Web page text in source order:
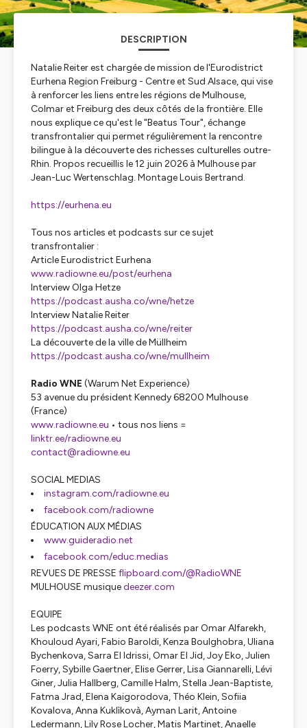
DESCRIPTION
Natalie Reiter est chargée de mission de l'Eurodistrict
Eurhena Region Freiburg - Centre et Sud Alsace, qui vise
à renforcer les liens entre les régions de Mulhouse,
Colmar et Freiburg des deux côtés de la frontière. Elle
nous explique ce qu'est le "Beatus Tour", échange
transfrontalier qui permet régulièrement la rencontre
bilingue à la découverte des richesses culturelles outre-
Rhin. Propos recueillis le 12 juin 2026 à Mulhouse par
Jean-Luc Wertenschlag. Montage Louis Bertrand.
https://eurhena.eu
Tous nos articles et podcasts sur ce sujet
transfrontalier :
Article Eurodistrict Eurhena
www.radiowne.eu/post/eurhena
Interview Olga Hetze
https://podcast.ausha.co/wne/hetze
Interview Natalie Reiter
https://podcast.ausha.co/wne/reiter
La découverte de la ville de Müllheim
https://podcast.ausha.co/wne/mullheim
Radio WNE (Warum Net Experience)
53 avenue du président Kennedy 68200 Mulhouse
(France)
www.radiowne.eu • tous nos liens =
linktr.ee/radiowne.eu
contact@radiowne.eu
SOCIAL MEDIAS
instagram.com/radiowne.eu
facebook.com/radiowne
ÉDUCATION AUX MÉDIAS
www.guideradio.net
facebook.com/educ.medias
REVUES DE PRESSE flipboard.com/@RadioWNE
MULHOUSE musiquedeezer.com
EQUIPE
Les podcasts WNE ont été réalisés par Omar Alfarekh,
Khouloud Ayari, Fabio Baroldi, Kenza Boulghobra, Uliana
Bychenkova, Sarra El Idrissi, Omar El Jid, Joy Eko, Julien
Foerry, Sybille Gaertner, Elise Gerrer, Lisa Giannarelli, Lévi
Giner, Julia Hallberg, Camille Halm, Stella Jean-Baptiste,
Fatma Jrad, Elena Kaigorodova, Théo Klein, Sofiia
Kovalova, Anna Kuklìkovà, Ayman Larit, Antoine
Ledermann, Lily Rose Locher, Matis Martinet, Anaelle